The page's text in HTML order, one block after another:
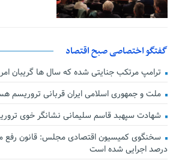
گفتگو اختصاصی صبح اقتصاد
ترامپ مرتکب جنایتی شده که سال ها گریبان
ملت و جمهوری اسلامی ایران قربانی تروریسم
شهادت سپهبد قاسم سلیمانی نشانگر خوی
درصد اجرایی شده است